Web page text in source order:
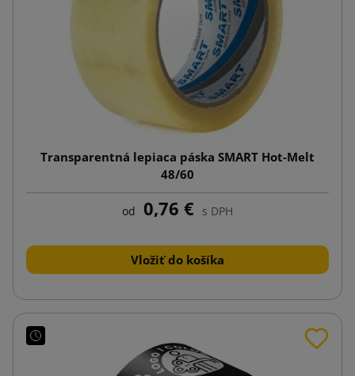
Transparentná lepiaca páska SMART Hot-Melt
48/60
od 0,76 € s DPH
Vložiť do košíka